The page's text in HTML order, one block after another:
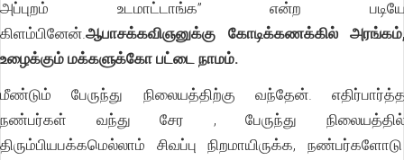
அப்புறம் உடமாட்டாங்க” என்ற
கிளம்பினேன்.ஆபாசக்கவிஞனுக்கு கோடிக்கணக்கில்
உழைக்கும் மக்களுக்கோ பட்டை நாமம்.
மீண்டும் பேருந்து நிலையத்திற்கு வந்தேன்.
நண்பர்கள் வந்து சேர , பேருந்து
திரும்பியபக்கமெல்லாம் சிவப்பு நிறமாயிருக்க,